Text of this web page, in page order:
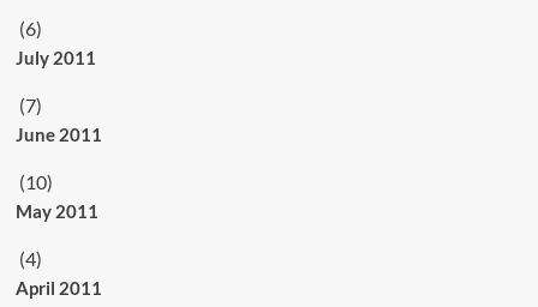
(6)
July 2011
(7)
June 2011
(10)
May 2011
(4)
April 2011